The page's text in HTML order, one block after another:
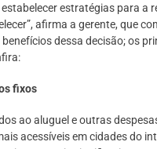
estratégias para a
afirma a gerente, que
dessa decisão; os
fixos
ao aluguel e outras
acessíveis em cidades do